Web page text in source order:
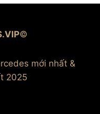
©
mới nhất &
2025